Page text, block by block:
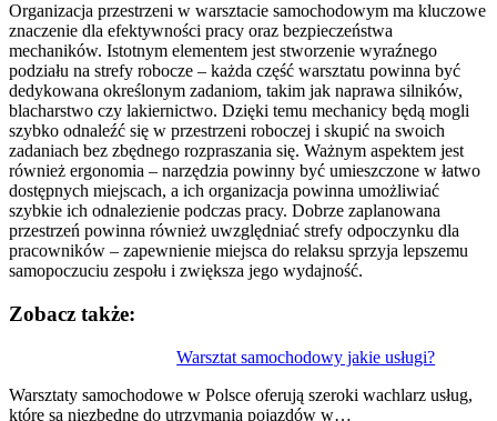
Organizacja przestrzeni w warsztacie samochodowym ma kluczowe
znaczenie dla efektywności pracy oraz bezpieczeństwa
mechaników. Istotnym elementem jest stworzenie wyraźnego
podziału na strefy robocze – każda część warsztatu powinna być
dedykowana określonym zadaniom, takim jak naprawa silników,
blacharstwo czy lakiernictwo. Dzięki temu mechanicy będą mogli
szybko odnaleźć się w przestrzeni roboczej i skupić na swoich
zadaniach bez zbędnego rozpraszania się. Ważnym aspektem jest
również ergonomia – narzędzia powinny być umieszczone w łatwo
dostępnych miejscach, a ich organizacja powinna umożliwiać
szybkie ich odnalezienie podczas pracy. Dobrze zaplanowana
przestrzeń powinna również uwzględniać strefy odpoczynku dla
pracowników – zapewnienie miejsca do relaksu sprzyja lepszemu
samopoczuciu zespołu i zwiększa jego wydajność.
Zobacz także:
Warsztat samochodowy jakie usługi?
Warsztaty samochodowe w Polsce oferują szeroki wachlarz usług,
które są niezbędne do utrzymania pojazdów w…
wpisu